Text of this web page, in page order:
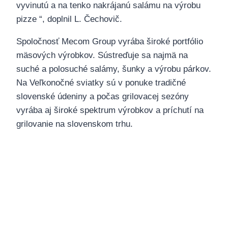
vyvinutú a na tenko nakrájanú salámu na výrobu
pizze “, doplnil L. Čechovič.
Spoločnosť Mecom Group vyrába široké portfólio
mäsových výrobkov. Sústreďuje sa najmä na
suché a polosuché salámy, šunky a výrobu párkov.
Na Veľkonočné sviatky sú v ponuke tradičné
slovenské údeniny a počas grilovacej sezóny
vyrába aj široké spektrum výrobkov a príchutí na
grilovanie na slovenskom trhu.